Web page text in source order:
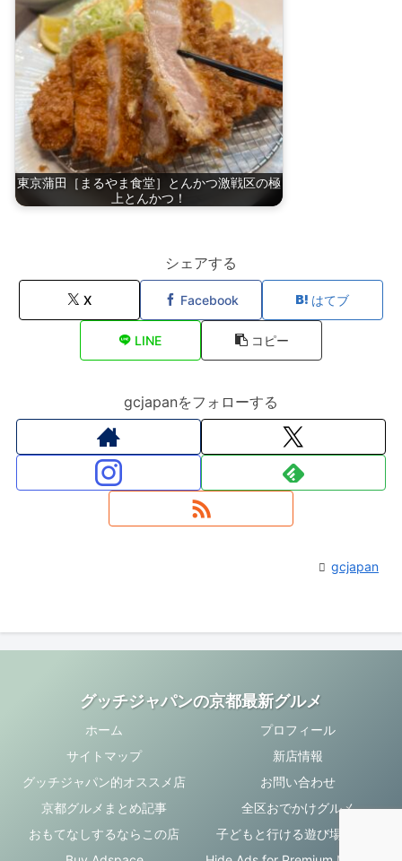
東京蒲田［まるやま食堂］とんかつ激戦区の極
上とんかつ！
シェアする
X Facebook はてブ
LINE コピー
gcjapanをフォローする
gcjapan
グッチジャパンの京都最新グルメ
ホーム
プロフィール
サイトマップ
新店情報
グッチジャパン的オススメ店
お問い合わせ
京都グルメまとめ記事
全区おでかけグルメ
おもてなしするならこの店
子どもと行ける遊び場・お店